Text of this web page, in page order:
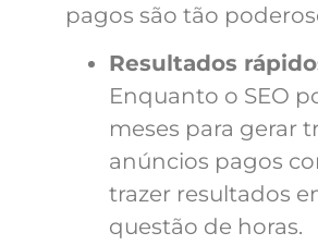
pagos são tão
Resultados
Enquanto o SEO
meses para gerar
anúncios pagos
trazer resultados
questão de horas.